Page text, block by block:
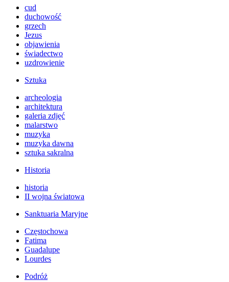
cud
duchowość
grzech
Jezus
objawienia
świadectwo
uzdrowienie
Sztuka
archeologia
architektura
galeria zdjęć
malarstwo
muzyka
muzyka dawna
sztuka sakralna
Historia
historia
II wojna światowa
Sanktuaria Maryjne
Częstochowa
Fatima
Guadalupe
Lourdes
Podróż